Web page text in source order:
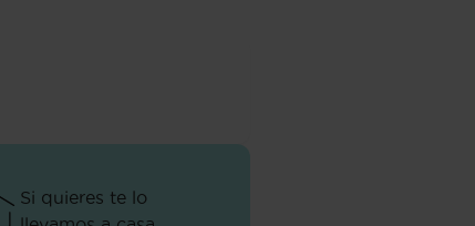
Si quieres te lo